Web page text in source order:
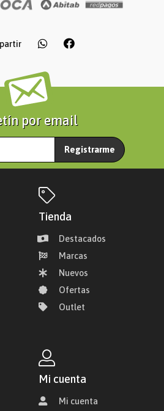
por email
Registrarme
Tienda
Destacados
Marcas
Nuevos
Ofertas
Outlet
Mi cuenta
Mi cuenta